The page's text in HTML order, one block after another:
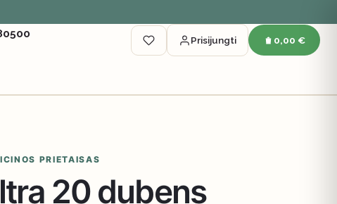
Prisijungti 0,00 €
PRIETAISAS
20 dubens